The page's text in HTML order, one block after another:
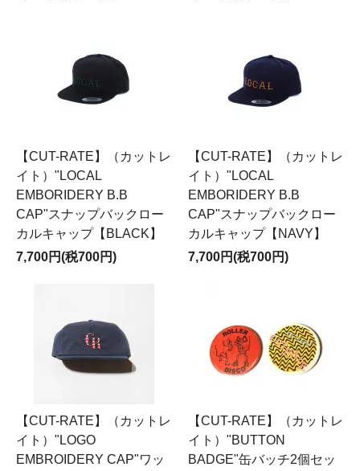
【CUT-RATE】（カットレ
イト）"LOCAL
EMBORIDERY B.B
CAP"スナップバックロー
カルキャップ【BLACK】
7,700円(税700円)
【CUT-RATE】（カットレ
イト）"LOCAL
EMBORIDERY B.B
CAP"スナップバックロー
カルキャップ【NAVY】
7,700円(税700円)
【CUT-RATE】（カットレ
イト）"LOGO
EMBROIDERY CAP"ワッ
【CUT-RATE】（カットレ
イト）"BUTTON
BADGE"缶バッチ2個セッ